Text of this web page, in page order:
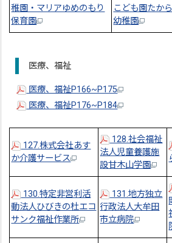
稚園・マリアゆめのもり
保育園
こども園たから
幼稚園
医療、福祉
医療、福祉P166~P175
医療、福祉P176~P184
127.株式会社あす
か介護サービス
128.社会福祉
法人児童養護施
設甘木山学園
130.特定非営利活
動法人ひびきの杜エコ
サンク福祉作業所
131.地方独立
行政法人大牟田
市立病院